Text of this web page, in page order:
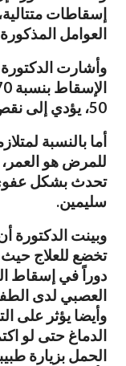
إسقاطات
العوامل
وأشارت
50، يؤدي إلى نقص جودة النطف ونوعيتها وحركتها.
أما بالنسبة
تحدث بشكل
سليمين.
وبينت الدكتورة
تخضع للعلاج
دوراً في إسقاط
العصبي لدى
وأيضا يؤثر على
الدماغ حتى لو
الحمل بزيارة